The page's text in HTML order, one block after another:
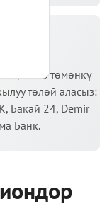
Сиз төмөнкү
төлөй аласыз:
Бакай 24, Demir
Банк.